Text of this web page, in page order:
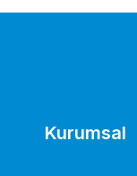
Kurumsal